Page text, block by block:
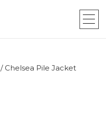
/ Chelsea Pile Jacket